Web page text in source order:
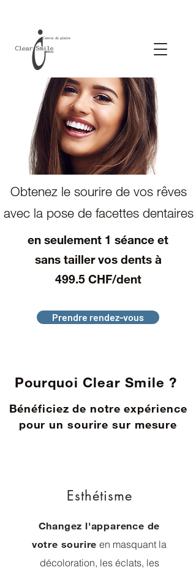
Obtenez le sourire de vos rêves
avec la pose de facettes dentaires
en seulement 1 séance et
sans tailler vos dents à
499.5 CHF/dent
Prendre rendez-vous
Pourquoi Clear Smile ?
Bénéficiez de notre expérience
pour un sourire sur mesure
Esthétisme
Changez l'apparence de
votre sourire en masquant la
décoloration, les éclats, les